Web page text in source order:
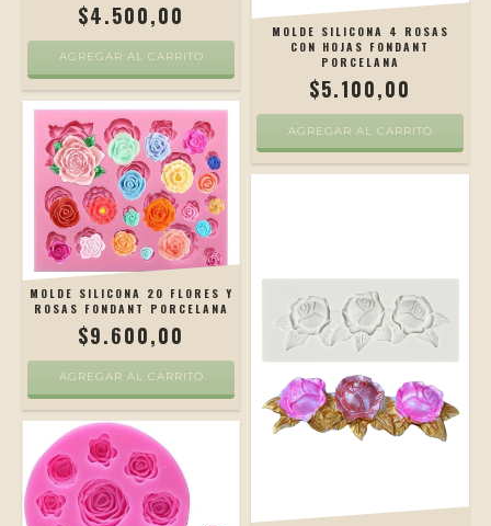
$4.500,00
AGREGAR AL CARRITO
MOLDE SILICONA 4 ROSAS
CON HOJAS FONDANT
PORCELANA
$5.100,00
MOLDE SILICONA 20 FLORES Y
ROSAS FONDANT PORCELANA
$9.600,00
AGREGAR AL CARRITO